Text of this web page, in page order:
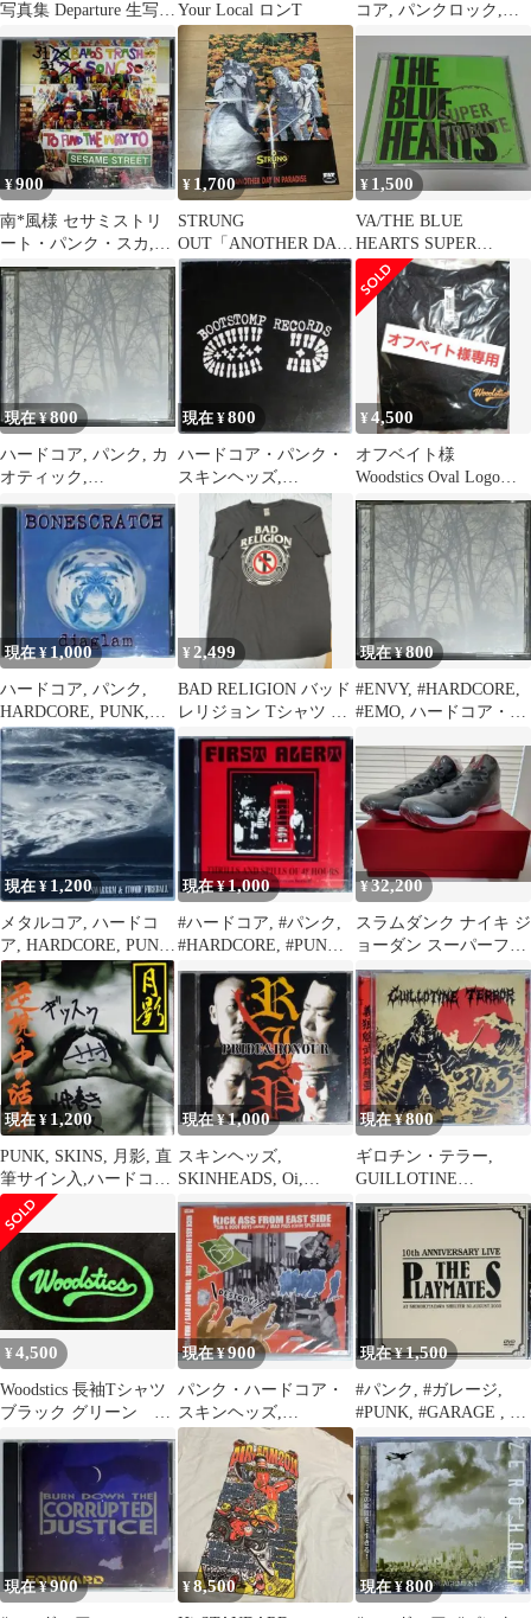
写真集 Departure 生写真
付き
Your Local ロンT
コア, パンクロック,
HARDCORE, PUNK
¥900
南*風様 セサミストリ
ート・パンク・スカ,
HARDCORE , PUNK ,
¥ 1,700
STRUNG
OUT「ANOTHER DAY
IN PARADISE 」ポスタ
ー
¥ 1,500
VA/THE BLUE
HEARTS SUPER
TRIBUTE
現在 ¥800
ハードコア, パンク, カ
オティック,
HARDCORE, PUNK,
EMO
現在 ¥800
ハードコア・パンク・
スキンヘッズ,
HARDCORE, PUNK,
SKINS
¥4,500
オフベイト様
Woodstics Oval Logo
2Tone Tシャツ XL
現在 ¥ 1,000
ハードコア, パンク,
HARDCORE, PUNK,
New School
¥ 2,499
BAD RELIGION バッド
レリジョン Tシャツ マ
ンウィズ
現在 ¥800
#ENVY, #HARDCORE,
#EMO, ハードコア・パ
現在 ¥ 1,200
メタルコア, ハードコ
ア, HARDCORE, PUNK,
METAL, パンク
現在 ¥1,000
#ハードコア, #パンク,
#HARDCORE, #PUNK,
#ハイスタ
¥32,200
スラムダンク ナイキ ジ
ョーダン スーパーフラ
イ3 スラム ダンク
現在 ¥ 1,200
PUNK, SKINS, 月影, 直
筆サイン入,ハードコア,
パンク, スキンズ
現在 ¥1,000
スキンヘッズ,
SKINHEADS, Oi,
HARDCORE, PUNK
現在 ¥800
ギロチン・テラー,
GUILLOTINE
TERROR, ハードコアパ
ンク
¥4,500
Woodstics 長袖Tシャツ
ブラック グリーン フ
ラワーロゴ Mサイズ
現在 ¥900
パンク・ハードコア・
スキンヘッズ,
HARDCORE, PUNK,
SKINS
現在 ¥1,500
#パンク, #ガレージ,
#PUNK, #GARAGE , #
プレイメイツ
現在 ¥900 ¥8,500 現在 ¥800